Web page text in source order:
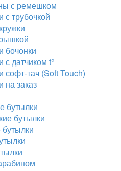
с ремешком
с трубочкой
бочонки
с датчиком t°
софт-тач (Soft Touch)
на заказ
бутылки
бутылки